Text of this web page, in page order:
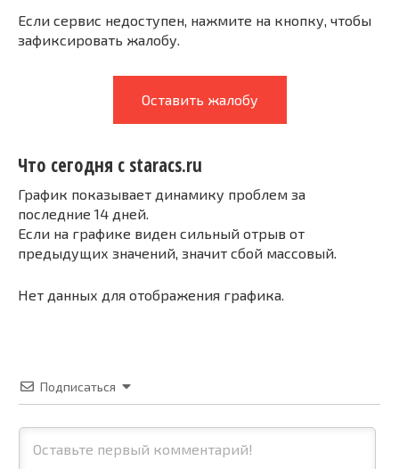
Если сервис недоступен, нажмите на кнопку, чтобы
зафиксировать жалобу.
Оставить жалобу
Что сегодня с staracs.ru
График показывает динамику проблем за
последние 14 дней.
Если на графике виден сильный отрыв от
предыдущих значений, значит сбой массовый.
Нет данных для отображения графика.
Подписаться